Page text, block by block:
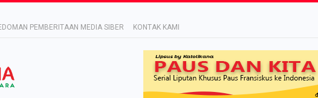
PEMBERITAAN MEDIA SIBER KONTAK KAMI